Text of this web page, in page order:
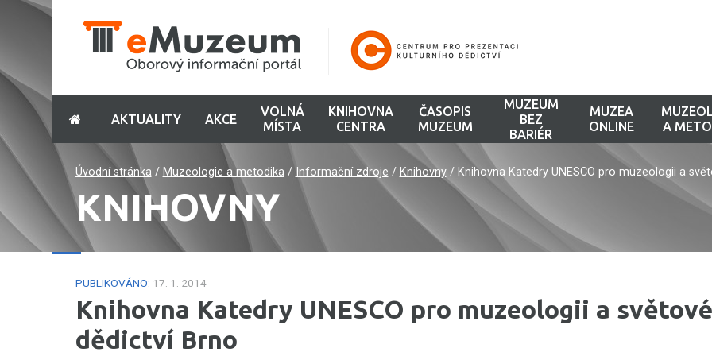
AKTUALITY AKCE
VOLNÁ
MÍSTA
KNIHOVNA
CENTRA
ČASOPIS
MUZEUM
MUZEUM
BEZ
BARIÉR
MUZEA
ONLINE
A
Úvodní stránka/ Muzeologie a metodika/ Informační zdroje / Knihovny/ Knihovna Katedry UNESCO pro muzeologii a
KNIHOVNY
PUBLIKOVÁNO: 17. 1. 2014
Knihovna Katedry UNESCO pro muzeologii a světové
dědictví Brno